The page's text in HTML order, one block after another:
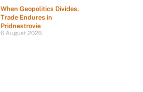
When Geopolitics Divides,
Trade Endures in
Pridnestrovie
6 August 2026